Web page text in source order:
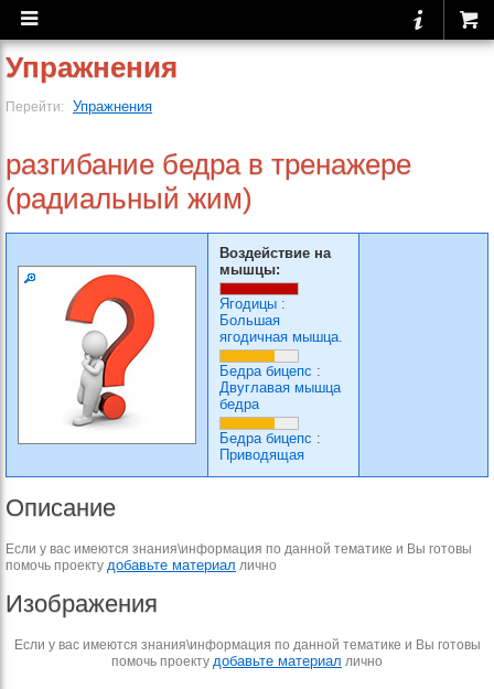
Упражнения
Перейти: Упражнения
разгибание бедра в тренажере
(радиальный жим)
Воздействие на
мышцы:
Ягодицы :
Большая
ягодичная мышца.
Бедра бицепс :
Двуглавая мышца
бедра
Бедра бицепс :
Приводящая
Описание
Если у вас имеются знания\информация по данной тематике и Вы готовы
помочь проекту добавьте материал лично
Изображения
Если у вас имеются знания\информация по данной тематике и Вы готовы
помочь проекту добавьте материал лично